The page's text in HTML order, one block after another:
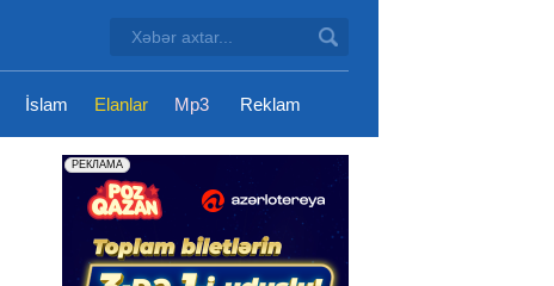
İslam Elanlar Mp3 Reklam